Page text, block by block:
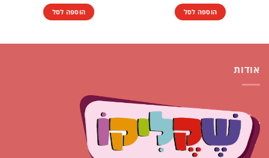
הוספה לסל הוספה לסל
אודות